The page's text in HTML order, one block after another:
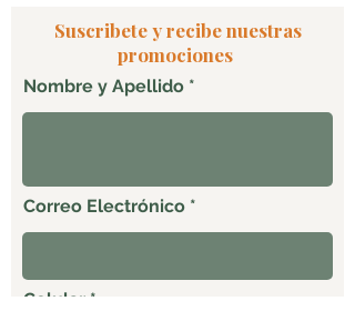
Suscribete y recibe nuestras
promociones
Nombre y Apellido
Correo Electrónico
Celular